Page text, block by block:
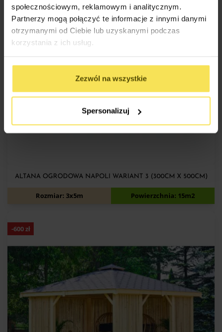
społecznościowym, reklamowym i analitycznym.
Partnerzy mogą połączyć te informacje z innymi danymi
otrzymanymi od Ciebie lub uzyskanymi podczas
korzystania z ich usług.
Zezwól na wszystkie
Spersonalizuj
ALTANA OGRODOWA NAPOLI WARIANT 3 (300CM X 500CM)
8 950zł
Rozmiar: 3x5m Powierzchnia: 15m2
-600zł